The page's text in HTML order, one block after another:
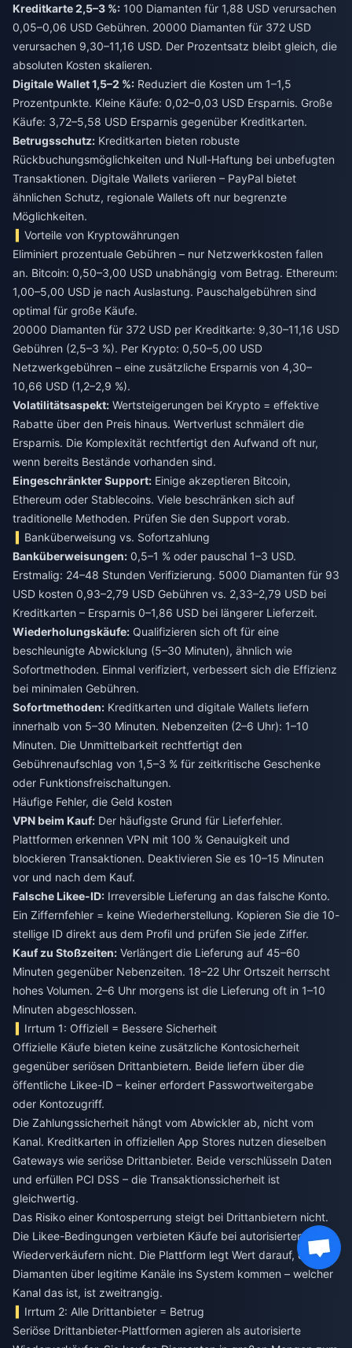
Kreditkarte 2,5–3 %: 100 Diamanten für 1,88 USD verursachen
0,05–0,06 USD Gebühren. 20000 Diamanten für 372 USD
verursachen 9,30–11,16 USD. Der Prozentsatz bleibt gleich, die
absoluten Kosten skalieren.
Digitale Wallet 1,5–2 %: Reduziert die Kosten um 1–1,5
Prozentpunkte. Kleine Käufe: 0,02–0,03 USD Ersparnis. Große
Käufe: 3,72–5,58 USD Ersparnis gegenüber Kreditkarten.
Betrugsschutz: Kreditkarten bieten robuste
Rückbuchungsmöglichkeiten und Null-Haftung bei unbefugten
Transaktionen. Digitale Wallets variieren – PayPal bietet
ähnlichen Schutz, regionale Wallets oft nur begrenzte
Möglichkeiten.
Vorteile von Kryptowährungen
Eliminiert prozentuale Gebühren – nur Netzwerkkosten fallen
an. Bitcoin: 0,50–3,00 USD unabhängig vom Betrag. Ethereum:
1,00–5,00 USD je nach Auslastung. Pauschalgebühren sind
optimal für große Käufe.
20000 Diamanten für 372 USD per Kreditkarte: 9,30–11,16 USD
Gebühren (2,5–3 %). Per Krypto: 0,50–5,00 USD
Netzwerkgebühren – eine zusätzliche Ersparnis von 4,30–
10,66 USD (1,2–2,9 %).
Volatilitätsaspekt: Wertsteigerungen bei Krypto = effektive
Rabatte über den Preis hinaus. Wertverlust schmälert die
Ersparnis. Die Komplexität rechtfertigt den Aufwand oft nur,
wenn bereits Bestände vorhanden sind.
Eingeschränkter Support: Einige akzeptieren Bitcoin,
Ethereum oder Stablecoins. Viele beschränken sich auf
traditionelle Methoden. Prüfen Sie den Support vorab.
Banküberweisung vs. Sofortzahlung
Banküberweisungen: 0,5–1 % oder pauschal 1–3 USD.
Erstmalig: 24–48 Stunden Verifizierung. 5000 Diamanten für 93
USD kosten 0,93–2,79 USD Gebühren vs. 2,33–2,79 USD bei
Kreditkarten – Ersparnis 0–1,86 USD bei längerer Lieferzeit.
Wiederholungskäufe: Qualifizieren sich oft für eine
beschleunigte Abwicklung (5–30 Minuten), ähnlich wie
Sofortmethoden. Einmal verifiziert, verbessert sich die Effizienz
bei minimalen Gebühren.
Sofortmethoden: Kreditkarten und digitale Wallets liefern
innerhalb von 5–30 Minuten. Nebenzeiten (2–6 Uhr): 1–10
Minuten. Die Unmittelbarkeit rechtfertigt den
Gebührenaufschlag von 1,5–3 % für zeitkritische Geschenke
oder Funktionsfreischaltungen.
Häufige Fehler, die Geld kosten
VPN beim Kauf: Der häufigste Grund für Lieferfehler.
Plattformen erkennen VPN mit 100 % Genauigkeit und
blockieren Transaktionen. Deaktivieren Sie es 10–15 Minuten
vor und nach dem Kauf.
Falsche Likee-ID: Irreversible Lieferung an das falsche Konto.
Ein Ziffernfehler = keine Wiederherstellung. Kopieren Sie die 10-
stellige ID direkt aus dem Profil und prüfen Sie jede Ziffer.
Kauf zu Stoßzeiten: Verlängert die Lieferung auf 45–60
Minuten gegenüber Nebenzeiten. 18–22 Uhr Ortszeit herrscht
hohes Volumen. 2–6 Uhr morgens ist die Lieferung oft in 1–10
Minuten abgeschlossen.
Irrtum 1: Offiziell = Bessere Sicherheit
Offizielle Käufe bieten keine zusätzliche Kontosicherheit
gegenüber seriösen Drittanbietern. Beide liefern über die
öffentliche Likee-ID – keiner erfordert Passwortweitergabe
oder Kontozugriff.
Die Zahlungssicherheit hängt vom Abwickler ab, nicht vom
Kanal. Kreditkarten in offiziellen App Stores nutzen dieselben
Gateways wie seriöse Drittanbieter. Beide verschlüsseln Daten
und erfüllen PCI DSS – die Transaktionssicherheit ist
gleichwertig.
Das Risiko einer Kontosperrung steigt bei Drittanbietern nicht.
Die Likee-Bedingungen verbieten Käufe bei autorisierten
Wiederverkäufern nicht. Die Plattform legt Wert darauf, dass
Diamanten über legitime Kanäle ins System kommen – welcher
Kanal das ist, ist zweitrangig.
Irrtum 2: Alle Drittanbieter = Betrug
Seriöse Drittanbieter-Plattformen agieren als autorisierte